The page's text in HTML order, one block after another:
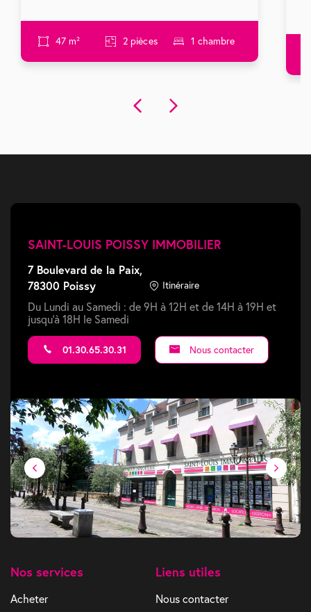
47 m² 2 pièces 1 chambre
SAINT-LOUIS POISSY IMMOBILIER
7 Boulevard de la Paix,
78300 Poissy
Itinéraire
Du Lundi au Samedi : de 9H à 12H et de 14H à 19H et
jusqu'à 18H le Samedi
01.30.65.30.31 Nous contacter
Nos services
Acheter
Liens utiles
Nous contacter